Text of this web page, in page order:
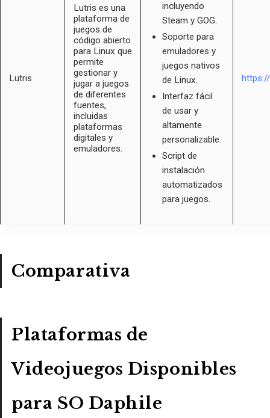
Lutris
Lutris es una
plataforma de
juegos de
código abierto
para Linux que
permite
gestionar y
jugar a juegos
de diferentes
fuentes,
incluidas
plataformas
digitales y
emuladores.
incluyendo
Steam y GOG.
Soporte para
emuladores y
juegos nativos
de Linux.
Interfaz fácil
de usar y
altamente
personalizable.
Script de
instalación
automatizados
para juegos.
Comparativa
Plataformas de
Videojuegos Disponibles
para SO Daphile